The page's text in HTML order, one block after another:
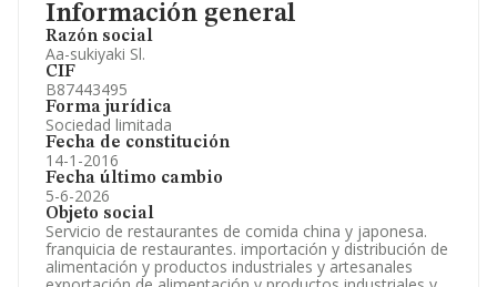
Información general
Razón social
Aa-sukiyaki Sl.
CIF
B87443495
Forma jurídica
Sociedad limitada
Fecha de constitución
14-1-2016
Fecha último cambio
5-6-2026
Objeto social
Servicio de restaurantes de comida china y japonesa.
franquicia de restaurantes. importación y distribución de
alimentación y productos industriales y artesanales